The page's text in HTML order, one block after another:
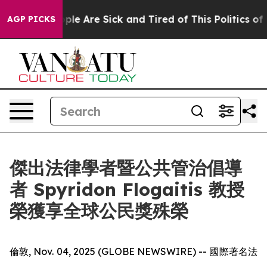
AGP PICKS
“People Are Sick and Tired of This Politics of
傑出法律學者暨公共管治倡導
者 Spyridon Flogaitis 教授
榮獲享全球公民獎殊榮
倫敦, Nov. 04, 2025 (GLOBE NEWSWIRE) -- 國際著名法